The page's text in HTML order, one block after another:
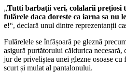
„Tutti barbații veri, colalarii prețiosi
fulărele daca doreste ca iarna sa nu
e!“, declară unul dintre reprezentanții
Fulărelele se înfășoară pe gleznă
asigură purtătorului căldurica necesară,
jur de priveliștea unei glezne osoase cu
scurt și mulat al pantalonului.